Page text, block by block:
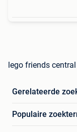
lego friends
Gerelateerde
Populaire